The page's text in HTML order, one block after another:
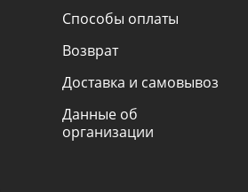
Способы оплаты
Возврат
Доставка и самовывоз
Данные об
организации